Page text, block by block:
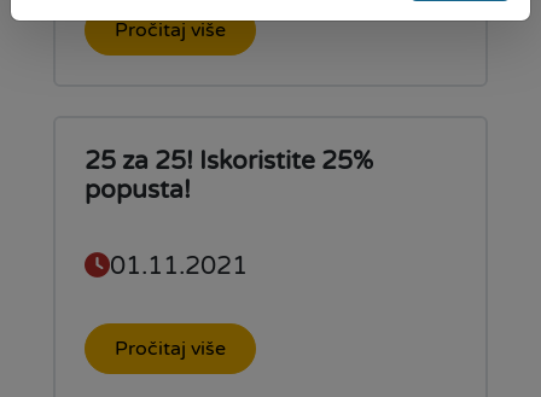
Pročitaj više
25 za 25! Iskoristite 25%
popusta!
01.11.2021
Pročitaj više